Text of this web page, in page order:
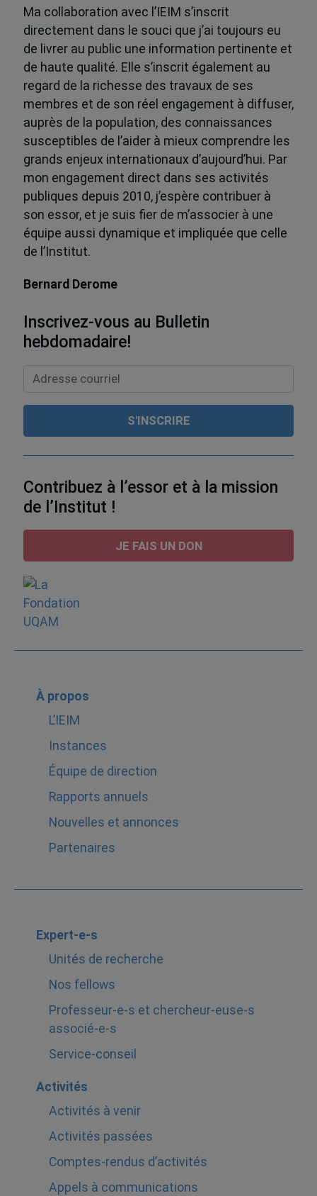
Ma collaboration avec l’IEIM s’inscrit
directement dans le souci que j’ai toujours eu
de livrer au public une information pertinente et
de haute qualité. Elle s’inscrit également au
regard de la richesse des travaux de ses
membres et de son réel engagement à diffuser,
auprès de la population, des connaissances
susceptibles de l’aider à mieux comprendre les
grands enjeux internationaux d’aujourd’hui. Par
mon engagement direct dans ses activités
publiques depuis 2010, j’espère contribuer à
son essor, et je suis fier de m’associer à une
équipe aussi dynamique et impliquée que celle
de l’Institut.
Bernard Derome
Inscrivez-vous au Bulletin
hebdomadaire!
Contribuez à l’essor et à la mission
de l’Institut !
JE FAIS UN DON
À propos
L’IEIM
Instances
Équipe de direction
Rapports annuels
Nouvelles et annonces
Partenaires
Expert-e-s
Unités de recherche
Nos fellows
Professeur-e-s et chercheur-euse-s
associé-e-s
Service-conseil
Activités
Activités à venir
Activités passées
Comptes-rendus d’activités
Appels à communications